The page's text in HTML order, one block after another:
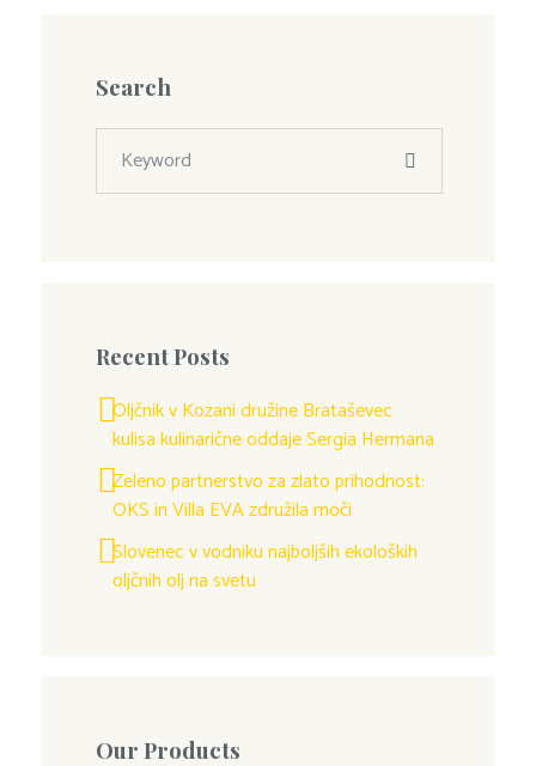
Search
Recent Posts
Oljčnik v Kozani družine Brataševec
kulisa kulinarične oddaje Sergia Hermana
Zeleno partnerstvo za zlato prihodnost:
OKS in Villa EVA združila moči
Slovenec v vodniku najboljših ekoloških
oljčnih olj na svetu
Our Products